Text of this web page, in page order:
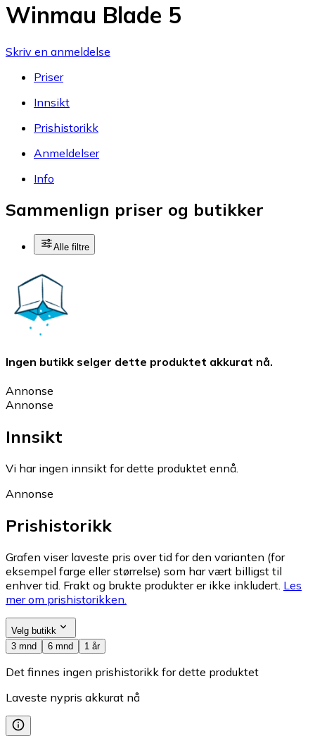
Winmau Blade 5
Skriv en anmeldelse
Priser
Innsikt
Prishistorikk
Anmeldelser
Info
Sammenlign priser og butikker
Alle filtre
Ingen butikk selger dette produktet akkurat nå.
Annonse
Annonse
Innsikt
Vi har ingen innsikt for dette produktet ennå.
Annonse
Prishistorikk
Grafen viser laveste pris over tid for den varianten (for
eksempel farge eller størrelse) som har vært billigst til
enhver tid. Frakt og brukte produkter er ikke inkludert. Les
mer om prishistorikken.
Velg butikk
3 mnd
6 mnd 1 år
Det finnes ingen prishistorikk for dette produktet
Laveste nypris akkurat nå